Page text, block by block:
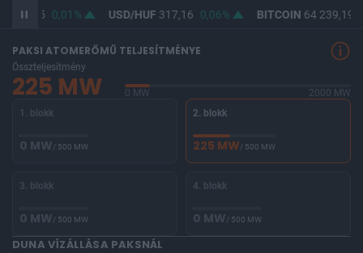
365,45 0,01% USD/HUF317,16 0,06% BITCOIN64 239,19
PAKSI ATOMERŐMŰ TELJESÍTMÉNYE
Összteljesítmény
225 MW 0 MW
2000 MW
1. blokk
0 MW/ 500 MW
2. blokk
225 MW/ 500 MW
3. blokk
0 MW/ 500 MW
4. blokk
0 MW/ 500 MW
DUNA VÍZÁLLÁSA PAKSNÁL